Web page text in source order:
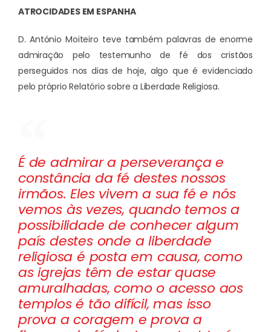
ATROCIDADES EM ESPANHA
D. António Moiteiro teve também palavras de enorme
admiração pelo testemunho de fé dos cristãos
perseguidos nos dias de hoje, algo que é evidenciado
pelo próprio Relatório sobre a Liberdade Religiosa.
É de admirar a perseverança e
constância da fé destes nossos
irmãos. Eles vivem a sua fé e nós
vemos às vezes, quando temos a
possibilidade de conhecer algum
país destes onde a liberdade
religiosa é posta em causa, como
as igrejas têm de estar quase
amuralhadas, como o acesso aos
templos é tão difícil, mas isso
prova a coragem e prova a